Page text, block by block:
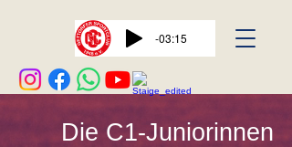
-03:15
Die C1-Juniorinnen